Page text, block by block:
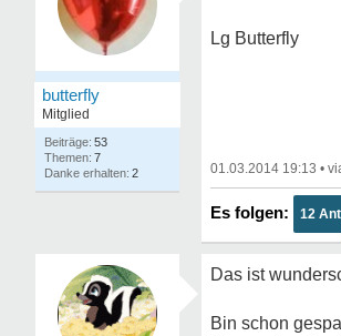
butterfly
Mitglied
53
7
2
Lg Butterfly
01.03.2014 19:13 •
12
Das ist
Bin schon